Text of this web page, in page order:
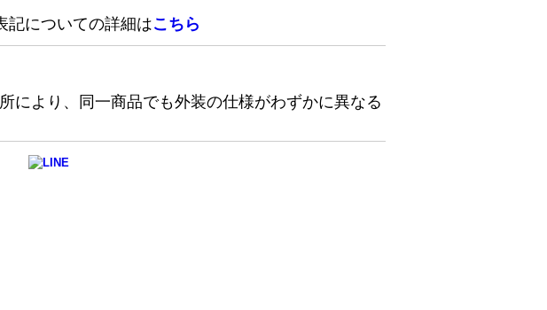
記についての詳細はこちら
により、同一商品でも外装の仕様がわずかに異なる